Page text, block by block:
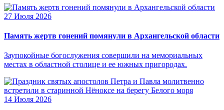
27 Июля 2026
Память жертв гонений помянули в Архангельской области
Заупокойные богослужения совершили на мемориальных
местах в областной столице и ее южных пригородах.
14 Июля 2026